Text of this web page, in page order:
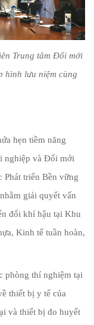
Trung tâm Đổi mới
hình lưu niệm cùng
hẹn tiềm năng
nghiệp và Đổi mới
Phát triển Bền vững
giải quyết vấn
đổi khí hậu tại Khu
Kinh tế tuần hoàn,
phòng thí nghiệm tại
thiết bị y tế của
và thiết bị đo huyết